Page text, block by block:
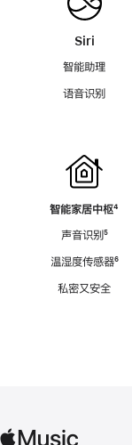
Siri
智能助理
语音识别
智能家居中枢脚
⁴
声音识别脚
⁵
温湿度传感器脚
⁶
私密又安全